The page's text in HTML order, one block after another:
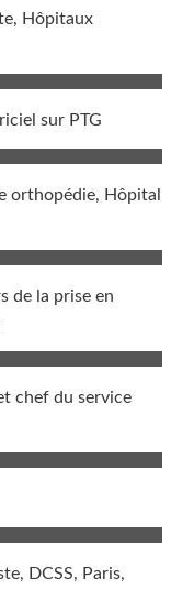
Hôpitaux
sur PTG
orthopédie, Hôpital
de la prise en
chef du service
DCSS, Paris,